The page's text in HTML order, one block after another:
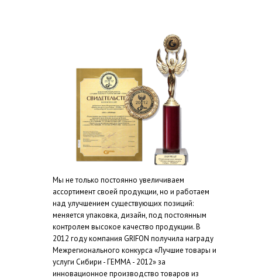
Мы не только постоянно увеличиваем
ассортимент своей продукции, но и работаем
над улучшением существующих позиций:
меняется упаковка, дизайн, под постоянным
контролем высокое качество продукции. В
2012 году компания GRIFON получила награду
Межрегионального конкурса «Лучшие товары и
услуги Сибири - ГЕММА - 2012» за
инновационное производство товаров из